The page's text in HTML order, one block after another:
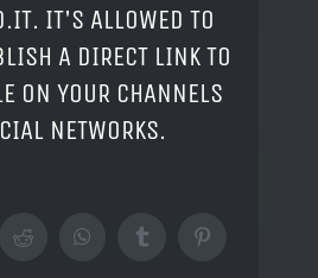
IT'S ALLOWED TO
A DIRECT LINK TO
ON YOUR CHANNELS
NETWORKS.
RedditWhatsAppTumblrPinterest